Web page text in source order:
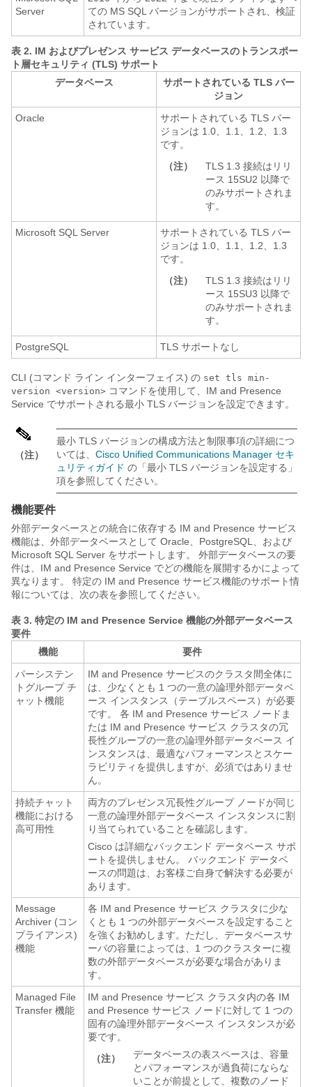
Server
ての MS SQL バージョンがサポートされ、検証
されています。
表 2. IM およびプレゼンス サービス データベースのトランスポー
ト層セキュリティ (TLS) サポート
データベース
サポートされている TLS バー
ジョン
Oracle
サポートされている TLS バー
ジョンは 1.0、1.1、1.2、1.3
です。
（注）
TLS 1.3 接続はリリ
ース 15SU2 以降で
のみサポートされま
す。
Microsoft SQL Server
サポートされている TLS バー
ジョンは 1.0、1.1、1.2、1.3
です。
（注）
TLS 1.3 接続はリリ
ース 15SU3 以降で
のみサポートされま
す。
PostgreSQL TLS サポートなし
CLI (コマンド ライン インターフェイス) の set tls min-
version <version> コマンドを使用して、IM and Presence
Service でサポートされる最小 TLS バージョンを設定できます。
（注）
最小 TLS バージョンの構成方法と制限事項の詳細につ
いては、 Cisco Unified Communications Manager セキ
ュリティガイド の「最小 TLS バージョンを設定する」
項を参照してください。
機能要件
外部データベースとの統合に依存する IM and Presence サービス
機能は、外部データベースとして Oracle、PostgreSQL、および
Microsoft SQL Server をサポートします。 外部データベースの要
件は、IM and Presence Service でどの機能を展開するかによって
異なります。 特定の IM and Presence サービス機能のサポート情
報については、次の表を参照してください。
表 3. 特定の IM and Presence Service 機能の外部データベース
要件
機能
要件
パーシステン
トグループ チ
ャット機能
IM and Presence サービスのクラスタ間全体に
は、少なくとも 1 つの一意の論理外部データベ
ース インスタンス（テーブルスペース）が必要
です。 各 IM and Presence サービス ノードま
たは IM and Presence サービス クラスタの冗
長性グループの一意の論理外部データベース イ
ンスタンスは、最適なパフォーマンスとスケー
ラビリティを提供しますが、必須ではありませ
ん。
持続チャット
機能における
高可用性
両方のプレゼンス冗長性グループ ノードが同じ
一意の論理外部データベース インスタンスに割
り当てられていることを確認します。
Cisco は詳細なバックエンド データベース サポ
ートを提供しません。 バックエンド データベ
ースの問題は、お客様ご自身で解決する必要が
あります。
Message
Archiver (コン
プライアンス)
機能
各 IM and Presence サービス クラスタに少な
くとも 1 つの外部データベースを設定すること
を強くお勧めします。ただし、データベースサ
ーバの容量によっては、1 つのクラスターに複
数の外部データベースが必要な場合がありま
す。
Managed File
Transfer 機能
IM and Presence サービス クラスタ内の各 IM
and Presence サービス ノードに対して 1 つの
固有の論理外部データベース インスタンスが必
要です。
（注）
データベースの表スペースは、容量
とパフォーマンスが過負荷にならな
いことが前提として、複数のノード